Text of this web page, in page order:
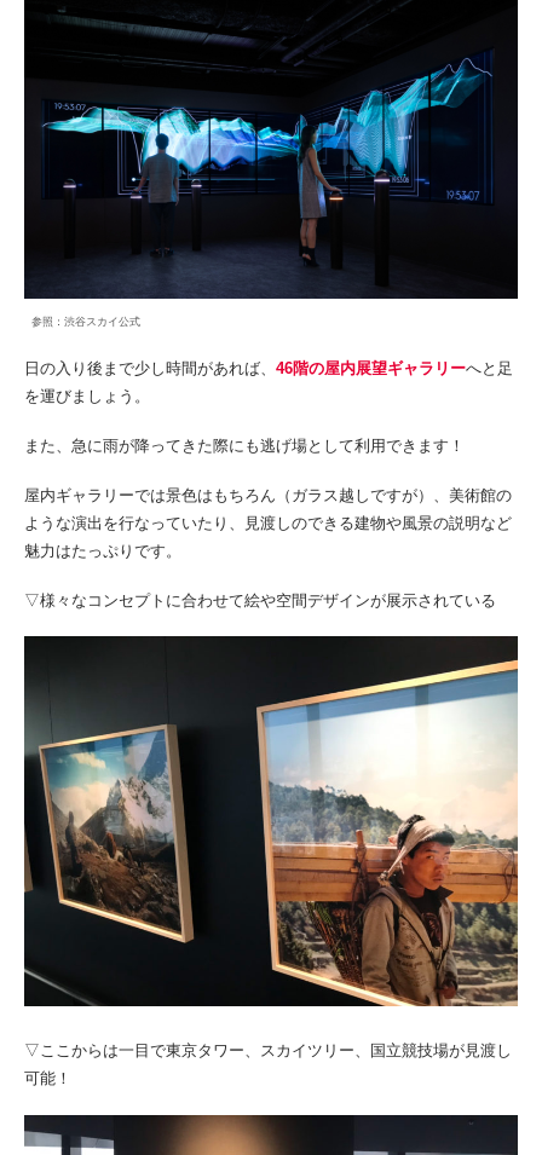
参照：渋谷スカイ公式
日の入り後まで少し時間があれば、 46階の屋内展望ギャラリーへと足
を運びましょう。
また、急に雨が降ってきた際にも逃げ場として利用できます！
屋内ギャラリーでは景色はもちろん（ガラス越しですが）、美術館の
ような演出を行なっていたり、見渡しのできる建物や風景の説明など
魅力はたっぷりです。
▽様々なコンセプトに合わせて絵や空間デザインが展示されている
▽ここからは一目で東京タワー、スカイツリー、国立競技場が見渡し
可能！